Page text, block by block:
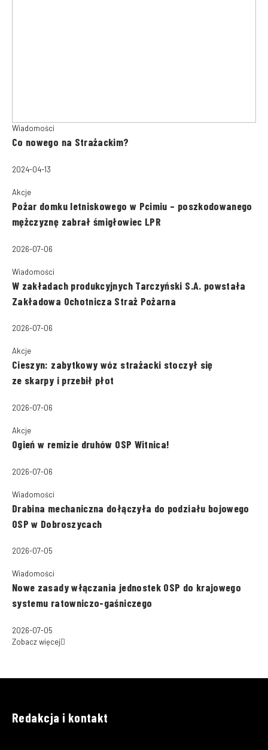
Wiadomości
Co nowego na Strażackim?
2024-04-13
Akcje
Pożar domku letniskowego w Pcimiu – poszkodowanego
mężczyznę zabrał śmigłowiec LPR
2026-07-06
Wiadomości
W zakładach produkcyjnych Tarczyński S.A. powstała
Zakładowa Ochotnicza Straż Pożarna
2026-07-06
Akcje
Cieszyn: zabytkowy wóz strażacki stoczył się
ze skarpy i przebił płot
2026-07-06
Akcje
Ogień w remizie druhów OSP Witnica!
2026-07-06
Wiadomości
Drabina mechaniczna dołączyła do podziału bojowego
OSP w Dobroszycach
2026-07-05
Wiadomości
Nowe zasady włączania jednostek OSP do krajowego
systemu ratowniczo-gaśniczego
2026-07-05
Zobacz więcej
Redakcja i kontakt